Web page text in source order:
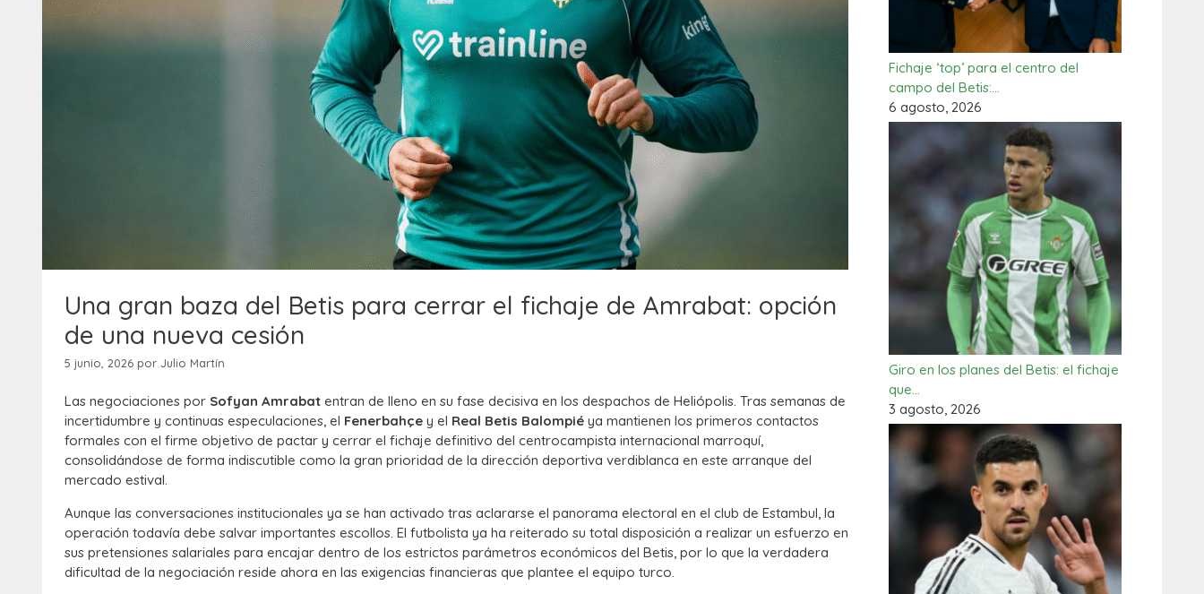
Una gran baza del Betis para cerrar el fichaje de Amrabat: opción
de una nueva cesión
5 junio, 2026 por Julio Martín
Las negociaciones por Sofyan Amrabat entran de lleno en su fase decisiva en los despachos de Heliópolis. Tras semanas de
incertidumbre y continuas especulaciones, el Fenerbahçe y el Real Betis Balompié ya mantienen los primeros contactos
formales con el firme objetivo de pactar y cerrar el fichaje definitivo del centrocampista internacional marroquí,
consolidándose de forma indiscutible como la gran prioridad de la dirección deportiva verdiblanca en este arranque del
mercado estival.
Aunque las conversaciones institucionales ya se han activado tras aclararse el panorama electoral en el club de Estambul, la
operación todavía debe salvar importantes escollos. El futbolista ya ha reiterado su total disposición a realizar un esfuerzo en
sus pretensiones salariales para encajar dentro de los estrictos parámetros económicos del Betis, por lo que la verdadera
dificultad de la negociación reside ahora en las exigencias financieras que plantee el equipo turco.
Fichaje ‘top’ para el centro del
campo del Betis:…
6 agosto, 2026
Giro en los planes del Betis: el fichaje
que…
3 agosto, 2026